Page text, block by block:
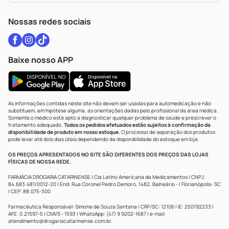
WhatsApp (47) 9202-1687
Nossas redes sociais
Baixe nosso APP
As informações contidas neste site não devem ser usadas para automedicação e não
substituem, em hipótese alguma, as orientações dadas pelo profissional da área médica.
Somente o médico está apto a diagnosticar qualquer problema de saúde e prescrever o
tratamento adequado. Todos os pedidos efetuados estão sujeitos à confirmação da
disponibilidade de produto em nosso estoque.O processo de separação dos produtos
pode levar até dois dias úteis dependendo da disponibilidade do estoque em loja.
OS PREÇOS APRESENTADOS NO SITE SÃO DIFERENTES DOS PREÇOS DAS LOJAS
FÍSICAS DE NOSSA REDE.
FARMÁCIA DROGARIA CATARINENSE | Cia Latino Americana de Medicamentos | CNPJ:
84.683.481/0012-20 | End: Rua Coronel Pedro Demoro, 1482, Balneário - | Florianópolis- SC
| CEP: 88.075-300
Farmacêutica Responsável: Simone de Souza Santana | CRF/SC: 12106 | IE: 250192233 |
AFE: 0.21597-5 | CMVS - 1593 | WhatsApp: (47) 9 9202-1687 | e-mail:
atendimento@drogariacatarinense.com.br.